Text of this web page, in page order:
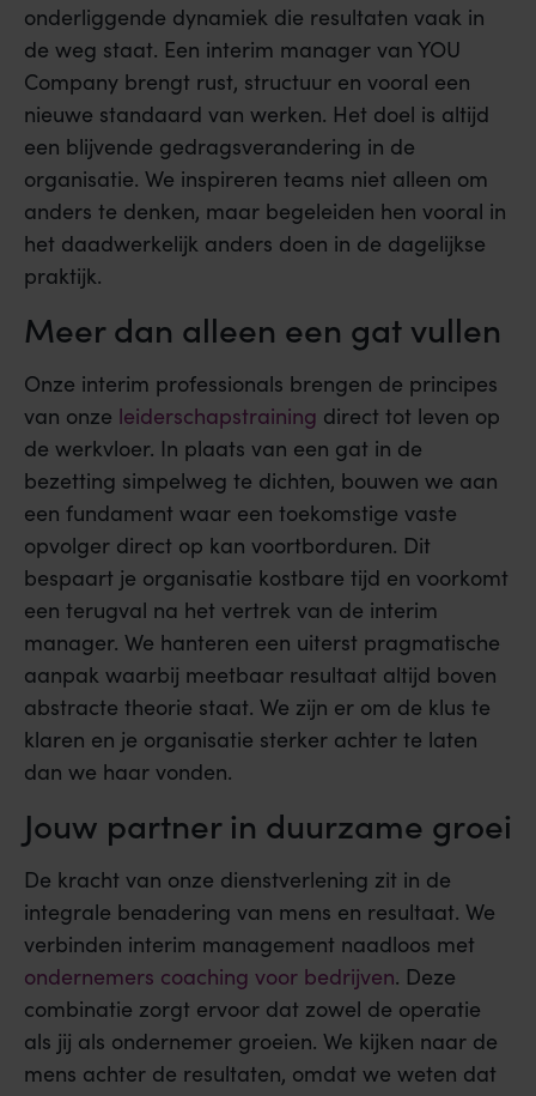
onderliggende dynamiek die resultaten vaak in
de weg staat. Een interim manager van YOU
Company brengt rust, structuur en vooral een
nieuwe standaard van werken. Het doel is altijd
een blijvende gedragsverandering in de
organisatie. We inspireren teams niet alleen om
anders te denken, maar begeleiden hen vooral in
het daadwerkelijk anders doen in de dagelijkse
praktijk.
Meer dan alleen een gat vullen
Onze interim professionals brengen de principes
van onze leiderschapstraining direct tot leven op
de werkvloer. In plaats van een gat in de
bezetting simpelweg te dichten, bouwen we aan
een fundament waar een toekomstige vaste
opvolger direct op kan voortborduren. Dit
bespaart je organisatie kostbare tijd en voorkomt
een terugval na het vertrek van de interim
manager. We hanteren een uiterst pragmatische
aanpak waarbij meetbaar resultaat altijd boven
abstracte theorie staat. We zijn er om de klus te
klaren en je organisatie sterker achter te laten
dan we haar vonden.
Jouw partner in duurzame groei
De kracht van onze dienstverlening zit in de
integrale benadering van mens en resultaat. We
verbinden interim management naadloos met
ondernemers coaching voor bedrijven. Deze
combinatie zorgt ervoor dat zowel de operatie
als jij als ondernemer groeien. We kijken naar de
mens achter de resultaten, omdat we weten dat